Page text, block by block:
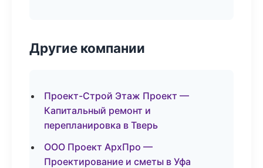
Другие компании
Проект-Строй Этаж Проект —
Капитальный ремонт и
перепланировка в Тверь
ООО Проект АрхПро —
Проектирование и сметы в Уфа